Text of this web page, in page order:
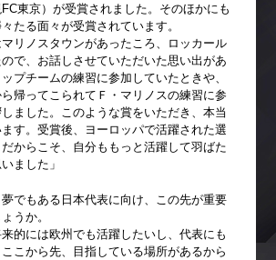
東京）が受賞されました。そのほかにも
たる面々が受賞されています。
マリノスタウンがあったころ、ロッカール
で、お話しさせていただいた思い出があ
プチームの練習に参加していたときや、
帰ってこられてＦ・マリノスの練習に参
ました。このような賞をいただき、本当
す。受賞後、ヨーロッパで活躍された選
からこそ、自分ももっと活躍して羽ばた
ました」
でもある日本代表に向け、この先が重要
うか。
来的には欧州でも活躍したいし、代表にも
こから先、目指している場所があるから